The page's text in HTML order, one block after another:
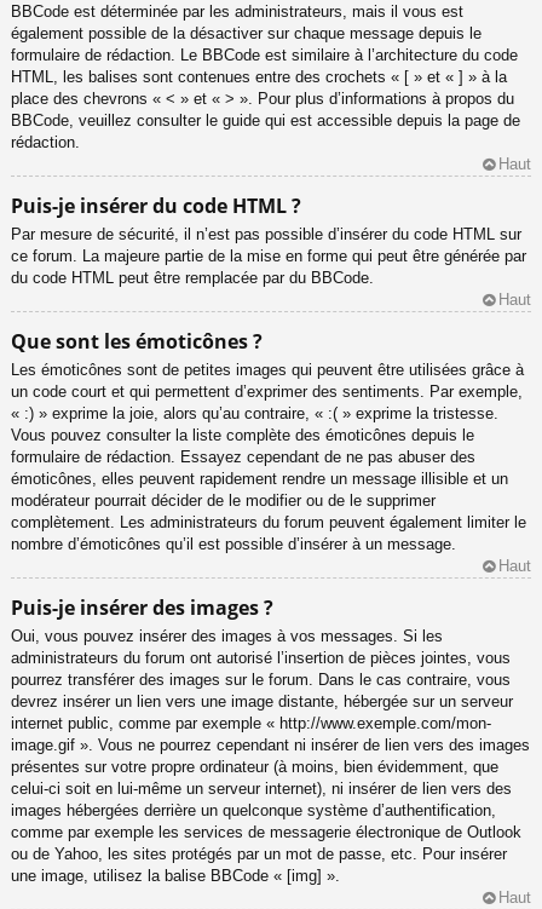
BBCode est déterminée par les administrateurs, mais il vous est
également possible de la désactiver sur chaque message depuis le
formulaire de rédaction. Le BBCode est similaire à l’architecture du code
HTML, les balises sont contenues entre des crochets « [ » et « ] » à la
place des chevrons « < » et « > ». Pour plus d’informations à propos du
BBCode, veuillez consulter le guide qui est accessible depuis la page de
rédaction.
Haut
Puis-je insérer du code HTML ?
Par mesure de sécurité, il n’est pas possible d’insérer du code HTML sur
ce forum. La majeure partie de la mise en forme qui peut être générée par
du code HTML peut être remplacée par du BBCode.
Haut
Que sont les émoticônes ?
Les émoticônes sont de petites images qui peuvent être utilisées grâce à
un code court et qui permettent d’exprimer des sentiments. Par exemple,
« :) » exprime la joie, alors qu’au contraire, « :( » exprime la tristesse.
Vous pouvez consulter la liste complète des émoticônes depuis le
formulaire de rédaction. Essayez cependant de ne pas abuser des
émoticônes, elles peuvent rapidement rendre un message illisible et un
modérateur pourrait décider de le modifier ou de le supprimer
complètement. Les administrateurs du forum peuvent également limiter le
nombre d’émoticônes qu’il est possible d’insérer à un message.
Haut
Puis-je insérer des images ?
Oui, vous pouvez insérer des images à vos messages. Si les
administrateurs du forum ont autorisé l’insertion de pièces jointes, vous
pourrez transférer des images sur le forum. Dans le cas contraire, vous
devrez insérer un lien vers une image distante, hébergée sur un serveur
internet public, comme par exemple « http://www.exemple.com/mon-
image.gif ». Vous ne pourrez cependant ni insérer de lien vers des images
présentes sur votre propre ordinateur (à moins, bien évidemment, que
celui-ci soit en lui-même un serveur internet), ni insérer de lien vers des
images hébergées derrière un quelconque système d’authentification,
comme par exemple les services de messagerie électronique de Outlook
ou de Yahoo, les sites protégés par un mot de passe, etc. Pour insérer
une image, utilisez la balise BBCode « [img] ».
Haut